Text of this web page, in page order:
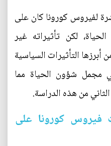
لفيروس كورونا كان على
لكن تأثيراته غير
أبرزها التأثيرات السياسية
مجمل شؤون الحياة مما
من هذه الدراسة.
فيروس كورونا على